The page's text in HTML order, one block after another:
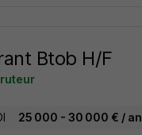
Btob H/F
25 000 - 30 000 € / an